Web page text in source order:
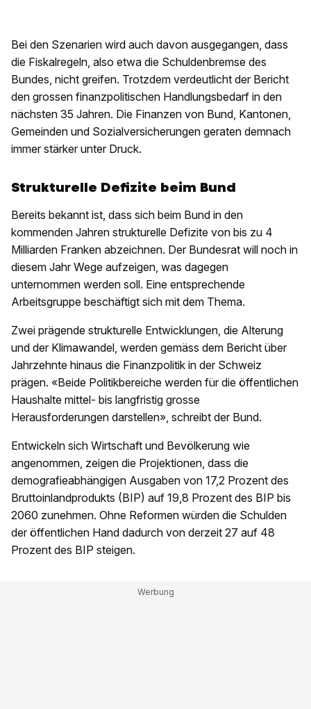
Bei den Szenarien wird auch davon ausgegangen, dass
die Fiskalregeln, also etwa die Schuldenbremse des
Bundes, nicht greifen. Trotzdem verdeutlicht der Bericht
den grossen finanzpolitischen Handlungsbedarf in den
nächsten 35 Jahren. Die Finanzen von Bund, Kantonen,
Gemeinden und Sozialversicherungen geraten demnach
immer stärker unter Druck.
Strukturelle Defizite beim Bund
Bereits bekannt ist, dass sich beim Bund in den
kommenden Jahren strukturelle Defizite von bis zu 4
Milliarden Franken abzeichnen. Der Bundesrat will noch in
diesem Jahr Wege aufzeigen, was dagegen
unternommen werden soll. Eine entsprechende
Arbeitsgruppe beschäftigt sich mit dem Thema.
Zwei prägende strukturelle Entwicklungen, die Alterung
und der Klimawandel, werden gemäss dem Bericht über
Jahrzehnte hinaus die Finanzpolitik in der Schweiz
prägen. «Beide Politikbereiche werden für die öffentlichen
Haushalte mittel- bis langfristig grosse
Herausforderungen darstellen», schreibt der Bund.
Entwickeln sich Wirtschaft und Bevölkerung wie
angenommen, zeigen die Projektionen, dass die
demografieabhängigen Ausgaben von 17,2 Prozent des
Bruttoinlandprodukts (BIP) auf 19,8 Prozent des BIP bis
2060 zunehmen. Ohne Reformen würden die Schulden
der öffentlichen Hand dadurch von derzeit 27 auf 48
Prozent des BIP steigen.